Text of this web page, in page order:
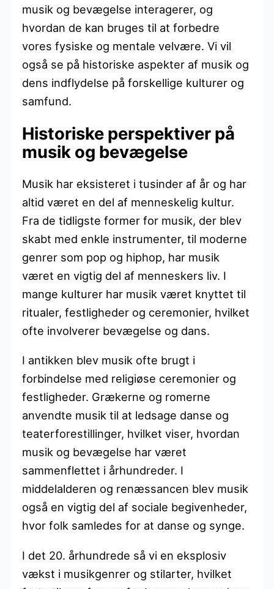
musik og bevægelse interagerer, og
hvordan de kan bruges til at forbedre
vores fysiske og mentale velvære. Vi vil
også se på historiske aspekter af musik og
dens indflydelse på forskellige kulturer og
samfund.
Historiske perspektiver på
musik og bevægelse
Musik har eksisteret i tusinder af år og har
altid været en del af menneskelig kultur.
Fra de tidligste former for musik, der blev
skabt med enkle instrumenter, til moderne
genrer som pop og hiphop, har musik
været en vigtig del af menneskers liv. I
mange kulturer har musik været knyttet til
ritualer, festligheder og ceremonier, hvilket
ofte involverer bevægelse og dans.
I antikken blev musik ofte brugt i
forbindelse med religiøse ceremonier og
festligheder. Grækerne og romerne
anvendte musik til at ledsage danse og
teaterforestillinger, hvilket viser, hvordan
musik og bevægelse har været
sammenflettet i århundreder. I
middelalderen og renæssancen blev musik
også en vigtig del af sociale begivenheder,
hvor folk samledes for at danse og synge.
I det 20. århundrede så vi en eksplosiv
vækst i musikgenrer og stilarter, hvilket